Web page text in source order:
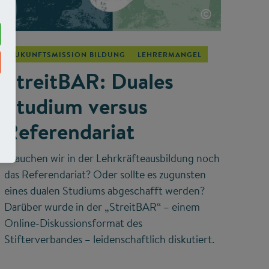
©
ZUKUNFTSMISSION BILDUNG LEHRERMANGEL
StreitBAR: Duales
Studium versus
Referendariat
Brauchen wir in der Lehrkräfteausbildung noch
das Referendariat? Oder sollte es zugunsten
eines dualen Studiums abgeschafft werden?
Darüber wurde in der „StreitBAR“ – einem
Online-Diskussionsformat des
Stifterverbandes – leidenschaftlich diskutiert.